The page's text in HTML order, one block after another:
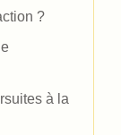
?
à la